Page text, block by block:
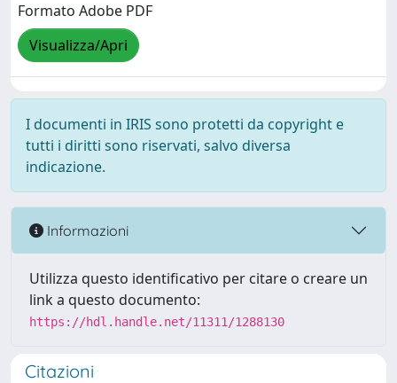
Formato Adobe PDF
Visualizza/Apri
I documenti in IRIS sono protetti da copyright e
tutti i diritti sono riservati, salvo diversa
indicazione.
Informazioni
Utilizza questo identificativo per citare o creare un
link a questo documento:
https://hdl.handle.net/11311/1288130
Citazioni